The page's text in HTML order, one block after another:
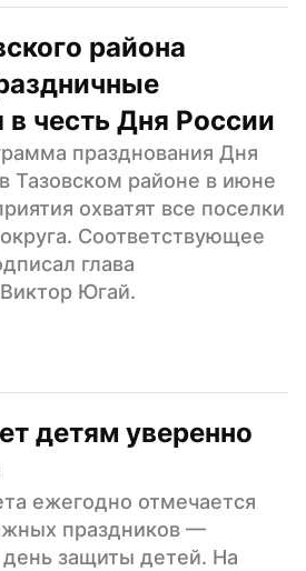
района
в честь Дня России
празднования Дня
Тазовском районе в июне
охватят все поселки
Соответствующее
глава
Югай.
детям уверенно
ежегодно отмечается
праздников —
защиты детей. На